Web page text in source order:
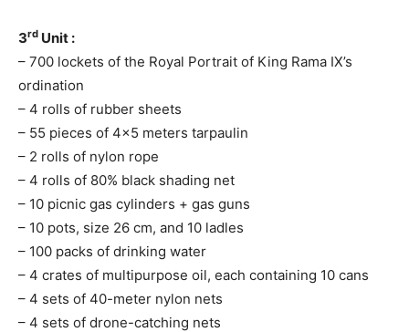
3rd Unit :
– 700 lockets of the Royal Portrait of King Rama IX’s
ordination
– 4 rolls of rubber sheets
– 55 pieces of 4×5 meters tarpaulin
– 2 rolls of nylon rope
– 4 rolls of 80% black shading net
– 10 picnic gas cylinders + gas guns
– 10 pots, size 26 cm, and 10 ladles
– 100 packs of drinking water
– 4 crates of multipurpose oil, each containing 10 cans
– 4 sets of 40-meter nylon nets
– 4 sets of drone-catching nets